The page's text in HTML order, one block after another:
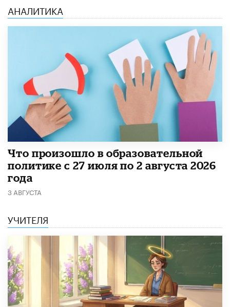
АНАЛИТИКА
​Что произошло в образовательной
политике с 27 июля по 2 августа 2026
года
3 АВГУСТА
УЧИТЕЛЯ